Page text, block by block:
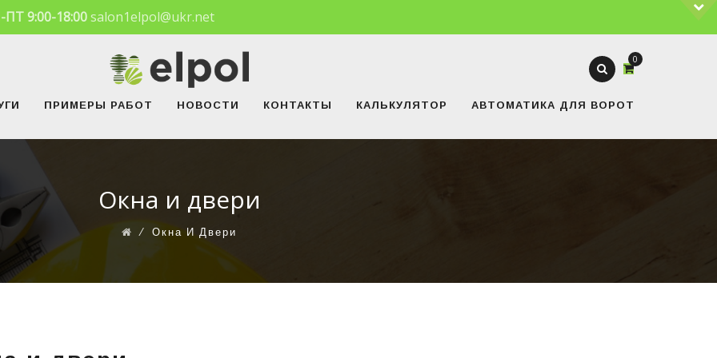
9:00-18:00salon1elpol@ukr.net
0
ПРИМЕРЫ РАБОТ НОВОСТИ КОНТАКТЫ КАЛЬКУЛЯТОР АВТОМАТИКА ДЛЯ ВОРОТ
Окна и двери
⁄ Окна И Двери